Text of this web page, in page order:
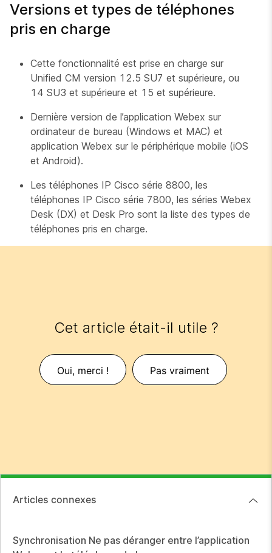
Versions et types de téléphones
pris en charge
Cette fonctionnalité est prise en charge sur
Unified CM version 12.5 SU7 et supérieure, ou
14 SU3 et supérieure et 15 et supérieure.
Dernière version de l’application Webex sur
ordinateur de bureau (Windows et MAC) et
application Webex sur le périphérique mobile (iOS
et Android).
Les téléphones IP Cisco série 8800, les
téléphones IP Cisco série 7800, les séries Webex
Desk (DX) et Desk Pro sont la liste des types de
téléphones pris en charge.
Cet article était-il utile ?
Oui, merci ! Pas vraiment
Articles connexes
Synchronisation Ne pas déranger entre l’application